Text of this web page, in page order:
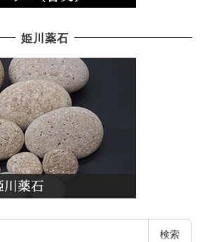
姫川薬石
検索